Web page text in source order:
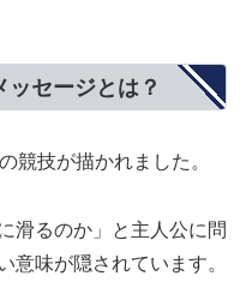
セージとは？
競技が描かれました。
滑るのか」と主人公に問
意味が隠されています。